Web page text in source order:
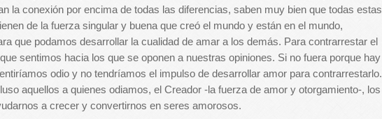
la conexión por encima de todas las diferencias, saben muy bien que todas estas
de la fuerza singular y buena que creó el mundo y están en el mundo,
que podamos desarrollar la cualidad de amar a los demás. Para contrarrestar el
sentimos hacia los que se oponen a nuestras opiniones. Si no fuera porque hay
odio y no tendríamos el impulso de desarrollar amor para contrarrestarlo.
aquellos a quienes odiamos, el Creador -la fuerza de amor y otorgamiento-, los
a crecer y convertirnos en seres amorosos.